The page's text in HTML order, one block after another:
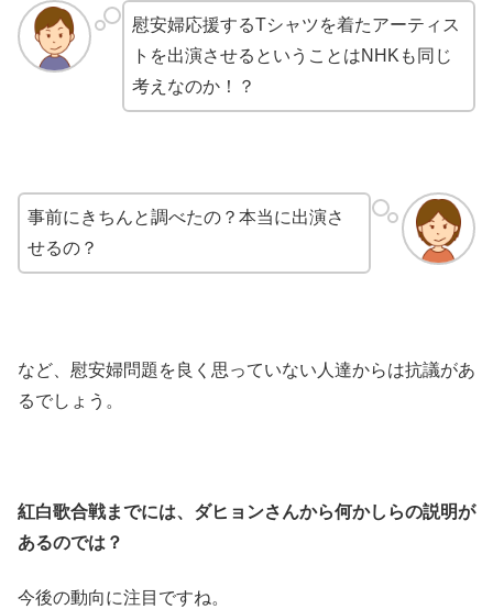
慰安婦応援するTシャツを着たアーティス
トを出演させるということはNHKも同じ
考えなのか！？
事前にきちんと調べたの？本当に出演さ
せるの？
など、慰安婦問題を良く思っていない人達からは抗議があ
るでしょう。
紅白歌合戦までには、ダヒョンさんから何かしらの説明が
あるのでは？
今後の動向に注目ですね。